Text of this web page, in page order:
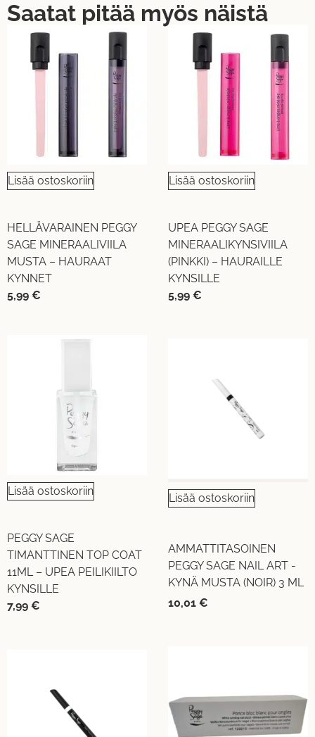
Saatat pitää myös näistä
Lisää ostoskoriin
HELLÄVARAINEN PEGGY
SAGE MINERAALIVIILA
MUSTA – HAURAAT
KYNNET
5,99 €
Lisää ostoskoriin
UPEA PEGGY SAGE
MINERAALIKYNSIVIILA
(PINKKI) – HAURAILLE
KYNSILLE
5,99 €
Lisää ostoskoriin
PEGGY SAGE
TIMANTTINEN TOP COAT
11ML – UPEA PEILIKIILTO
KYNSILLE
7,99 €
Lisää ostoskoriin
AMMATTITASOINEN
PEGGY SAGE NAIL ART -
KYNÄ MUSTA (NOIR) 3 ML
10,01 €